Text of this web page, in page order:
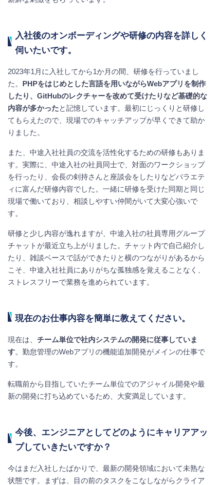
入社後のオンボーディングや研修の内容を詳しく
伺いたいです。
2023年1月に入社してから1か月の間、研修を行っていまし
た。 PHPをはじめとした言語を用いながらWebアプリを制作
したり、GitHubのレクチャーを改めて受けたりなど基礎的な
内容が多かったと記憶しています。最初にじっくりと研修し
てもらえたので、現場でのキャッチアップが早くできて助か
りました。
また、中途入社社員の交流を活性化するための研修もありま
す。実際に、中途入社の社員同士で、対面のワークショップ
を行ったり、会長の剣持さんと座談会をしたりなどバラエテ
ィに富んだ研修内容でした。一緒に研修を受けた同期と同じ
現場で働いており、相談しやすい仲間がいて大変心強いで
す。
研修と少し内容が逸れますが、中途入社の社員専用グループ
チャットが最近立ち上がりました。チャット内で自己紹介し
たり、雑談ベースで話ができたりと横のつながりがあるから
こそ、中途入社社員にありがちな孤独感を覚えることなく、
ストレスフリーで業務を進められています。
現在のお仕事内容を簡単に教えてください。
現在は、 チーム単位で社内システムの開発に従事していま
す。勤怠管理のWebアプリの機能追加開発がメインの仕事で
す。
転職前から目指していたチーム単位でのアジャイル開発や最
新の開発に打ち込めているため、大変満足しています。
今後、エンジニアとしてどのようにキャリアアッ
プしていきたいですか？
今はまだ入社したばかりで、最新の開発領域において未熟な
状態です。まずは、目の前のタスクをこなしながらクライア